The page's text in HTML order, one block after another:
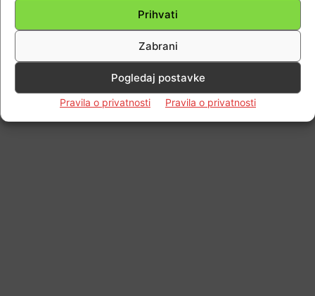
Prihvati
Zabrani
Pogledaj postavke
Pravila o privatnosti Pravila o privatnosti
© Newspaper WordPress Theme by TagDiv